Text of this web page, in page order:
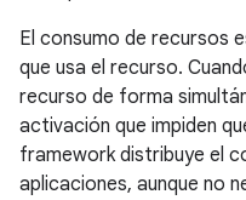
El consumo de recursos
que usa el recurso.
recurso de forma
activación que impiden
framework distribuye el
aplicaciones, aunque no